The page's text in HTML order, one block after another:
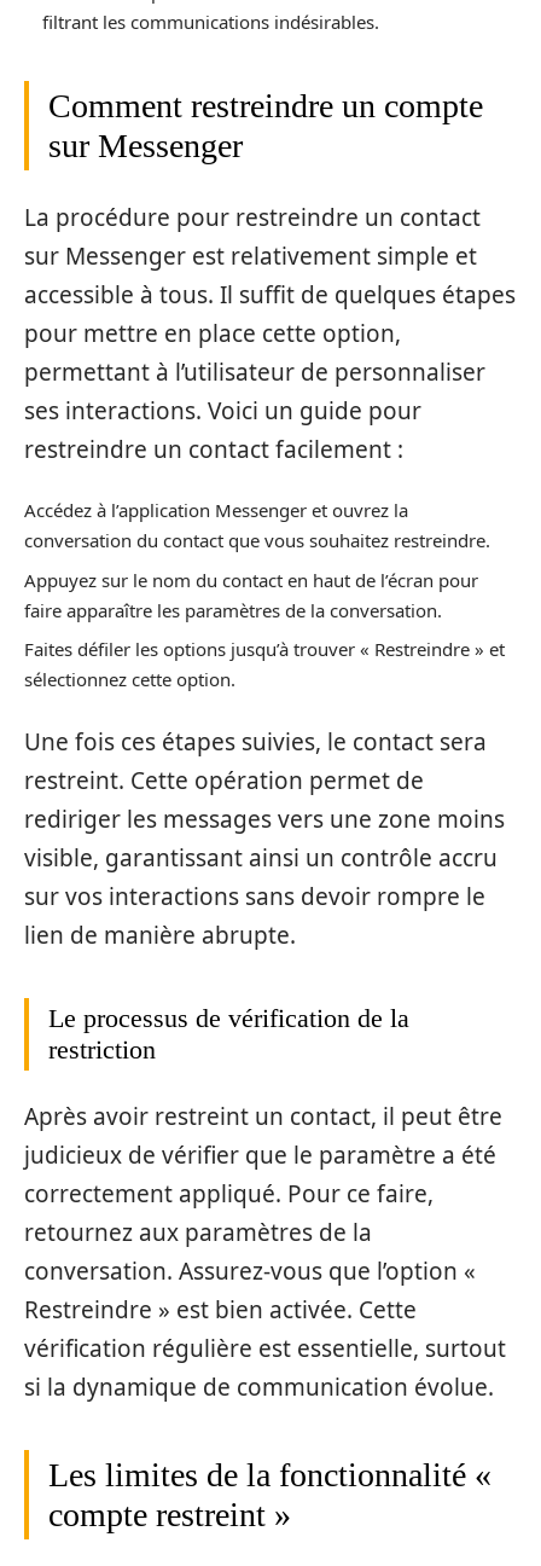
filtrant les communications indésirables.
Comment restreindre un compte
sur Messenger
La procédure pour restreindre un contact
sur Messenger est relativement simple et
accessible à tous. Il suffit de quelques étapes
pour mettre en place cette option,
permettant à l’utilisateur de personnaliser
ses interactions. Voici un guide pour
restreindre un contact facilement :
Accédez à l’application Messenger et ouvrez la
conversation du contact que vous souhaitez restreindre.
Appuyez sur le nom du contact en haut de l’écran pour
faire apparaître les paramètres de la conversation.
Faites défiler les options jusqu’à trouver « Restreindre » et
sélectionnez cette option.
Une fois ces étapes suivies, le contact sera
restreint. Cette opération permet de
rediriger les messages vers une zone moins
visible, garantissant ainsi un contrôle accru
sur vos interactions sans devoir rompre le
lien de manière abrupte.
Le processus de vérification de la
restriction
Après avoir restreint un contact, il peut être
judicieux de vérifier que le paramètre a été
correctement appliqué. Pour ce faire,
retournez aux paramètres de la
conversation. Assurez-vous que l’option «
Restreindre » est bien activée. Cette
vérification régulière est essentielle, surtout
si la dynamique de communication évolue.
Les limites de la fonctionnalité «
compte restreint »